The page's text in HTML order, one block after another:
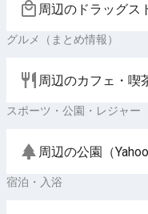
周辺のドラッグス
グルメ（まとめ情報）
周辺のカフェ・喫
スポーツ・公園・レジャー
周辺の公園（
宿泊・入浴